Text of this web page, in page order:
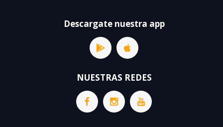
Descargate nuestra app
NUESTRAS REDES